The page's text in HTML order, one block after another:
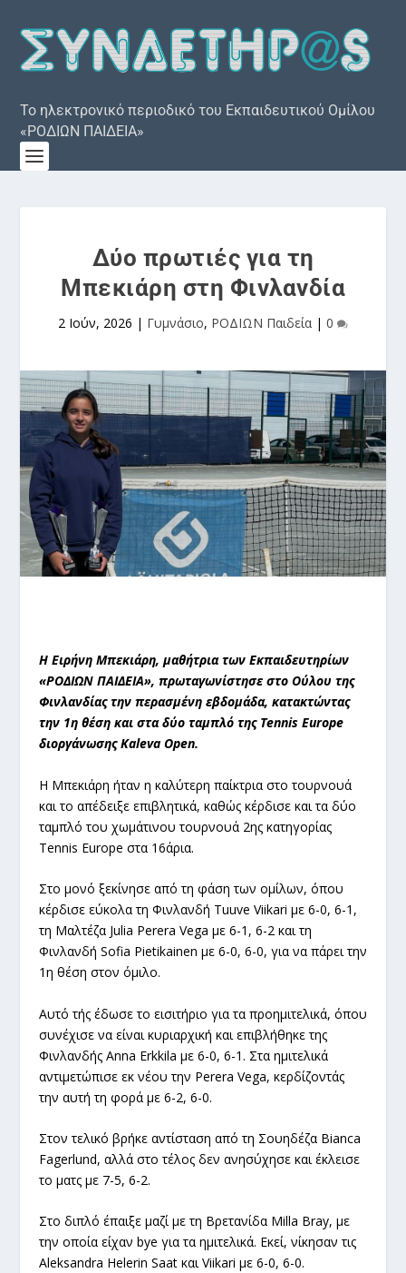
Το ηλεκτρονικό περιοδικό του Εκπαιδευτικού Ομίλου
«ΡΟΔΙΩΝ ΠΑΙΔΕΙΑ»
Δύο πρωτιές για τη
Μπεκιάρη στη Φινλανδία
2 Ιούν, 2026 | Γυμνάσιο, ΡΟΔΙΩΝ Παιδεία | 0
Η Ειρήνη Μπεκιάρη, μαθήτρια των Εκπαιδευτηρίων
«ΡΟΔΙΩΝ ΠΑΙΔΕΙΑ», πρωταγωνίστησε στο Ούλου της
Φινλανδίας την περασμένη εβδομάδα, κατακτώντας
την 1η θέση και στα δύο ταμπλό της Tennis Europe
διοργάνωσης Kaleva Open.
Η Μπεκιάρη ήταν η καλύτερη παίκτρια στο τουρνουά
και το απέδειξε επιβλητικά, καθώς κέρδισε και τα δύο
ταμπλό του χωμάτινου τουρνουά 2ης κατηγορίας
Tennis Europe στα 16άρια.
Στο μονό ξεκίνησε από τη φάση των ομίλων, όπου
κέρδισε εύκολα τη Φινλανδή Tuuve Viikari με 6-0, 6-1,
τη Μαλτέζα Julia Perera Vega με 6-1, 6-2 και τη
Φινλανδή Sofia Pietikainen με 6-0, 6-0, για να πάρει την
1η θέση στον όμιλο.
Αυτό τής έδωσε το εισιτήριο για τα προημιτελικά, όπου
συνέχισε να είναι κυριαρχική και επιβλήθηκε της
Φινλανδής Anna Erkkila με 6-0, 6-1. Στα ημιτελικά
αντιμετώπισε εκ νέου την Perera Vega, κερδίζοντάς
την αυτή τη φορά με 6-2, 6-0.
Στον τελικό βρήκε αντίσταση από τη Σουηδέζα Bianca
Fagerlund, αλλά στο τέλος δεν ανησύχησε και έκλεισε
το ματς με 7-5, 6-2.
Στο διπλό έπαιξε μαζί με τη Βρετανίδα Milla Bray, με
την οποία είχαν bye για τα ημιτελικά. Εκεί, νίκησαν τις
Aleksandra Helerin Saat και Viikari με 6-0, 6-0.